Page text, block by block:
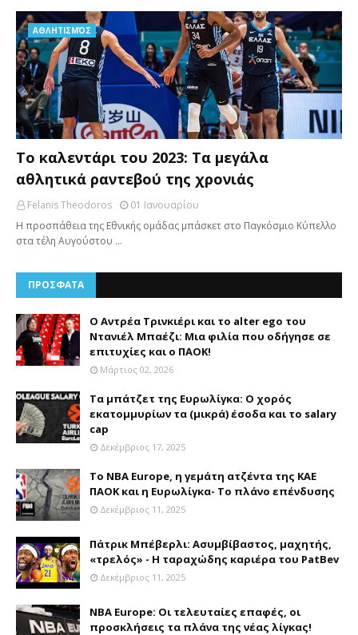
AΘΛΗΤΙΣΜΌΣ
Το καλεντάρι του 2023: Τα μεγάλα
αθλητικά ραντεβού της χρονιάς
Felanis Theodoros
01 Ιανουαρίου
Η προσπάθεια της Εθνικής ομάδας μπάσκετ στο Παγκόσμιο Κύπελλο
στα τέλη Αυγούστου …
ΠΡΟΣΦΑΤΑ
Ο Αντρέα Τρινκιέρι και το alter ego του
Ντανιέλ Μπαέζι: Μια φιλία που οδήγησε σε
επιτυχίες και ο ΠΑΟΚ!
Μάρτιος 02, 2026
Τα μπάτζετ της Ευρωλίγκα: Ο χορός
εκατομμυρίων τα (μικρά) έσοδα και το salary
cap
Δεκέμβριος 17, 2025
Το NBA Europe, η γεμάτη ατζέντα της ΚΑΕ
ΠΑΟΚ και η Ευρωλίγκα- Το πλάνο επένδυσης
Δεκέμβριος 11, 2025
Πάτρικ Μπέβερλι: Ασυμβίβαστος, μαχητής,
«τρελός» - Η ταραχώδης καριέρα του PatBev
Δεκέμβριος 11, 2025
NBA Europe: Οι τελευταίες επαφές, οι
προσκλήσεις τα πλάνα της νέας λίγκας!